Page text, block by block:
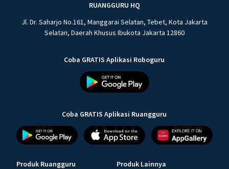
RUANGGURU HQ
Jl. Dr. Saharjo No.161, Manggarai Selatan, Tebet, Kota Jakarta
Selatan, Daerah Khusus Ibukota Jakarta 12860
Coba GRATIS Aplikasi Roboguru
Coba GRATIS Aplikasi Ruangguru
Produk Ruangguru Produk Lainnya